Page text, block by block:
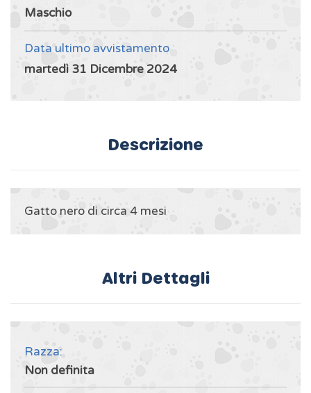
Maschio
Data ultimo avvistamento
martedì 31 Dicembre 2024
Descrizione
Gatto nero di circa 4 mesi
Altri Dettagli
Razza:
Non definita